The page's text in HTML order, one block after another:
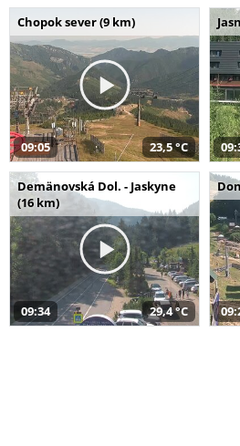
Chopok sever (9 km)
09:05 23,5 °C
Demänovská Dol. - Jaskyne
(16 km)
09:34 29,4 °C